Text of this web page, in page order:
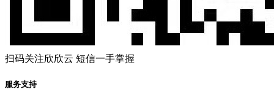
扫码关注欣欣云 短信一手掌握
服务支持